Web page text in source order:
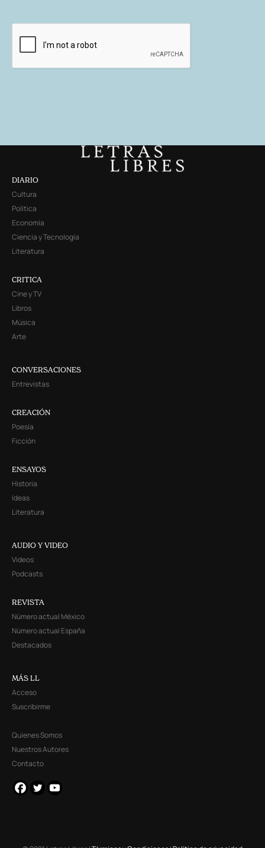
DIARIO
Cultura
Política
Economía
Ciencia y Tecnología
Literatura
CRITICA
Cine y TV
Libros
Música
Arte
CONVERSACIONES
Entrevistas
CREACIÓN
Poesía
Ficción
ENSAYOS
Historia
Ideas
Literatura
AUDIO Y VIDEO
Videos
Podcasts
REVISTA
Número actual México
Número actual España
Destacados
MÁS LL
Acceso
Suscribirme
Quienes Somos
Nuestros Autores
Contacto